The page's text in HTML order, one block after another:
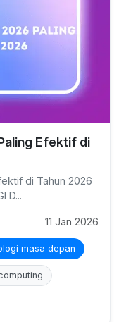
Efektif di
di Tahun 2026
D...
11 Jan 2026
masa depan